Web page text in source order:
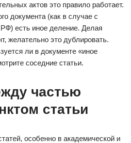
актов это правило работает.
документа (как в случае с
есть иное деление. Делая
желательно это дублировать.
ли в документе «иное
соседние статьи.
частью
статьи
особенно в академической и